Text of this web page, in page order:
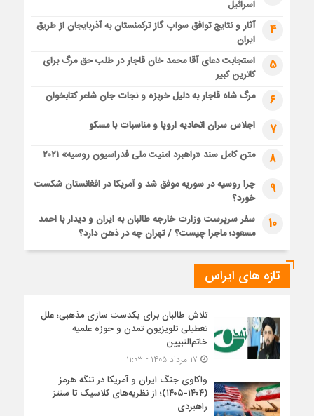
اسرائیل
4
آثار و نتایج توافق سواپ گاز ترکمنستان به آذربایجان از طریق
ایران
5
استجابت دعای آقا محمد خان قاجار در طلب حق مرگ برای
کاترین کبیر
6 مرگ شاه قاجار به دلیل خربزه و نجات جان شاعر کتابخوان
7 اجلاس سران اتحادیه اروپا و مناسبات با مسکو
8 متن کامل سند «راهبرد امنیت ملی فدراسیون روسیه» ۲۰۲۱
9
چرا روسیه در سوریه موفق شد و آمریکا در افغانستان شکست
خورد؟
10
سفر سرپرست وزارت خارجه طالبان به ایران و دیدار با احمد
مسعود؛ ماجرا چیست؟ / تهران چه در ذهن دارد؟
تازه های ایراس
تلاش طالبان برای یکدست سازی مذهبی؛ علل
تعطیلی تلویزیون تمدن و حوزه علمیه
خاتم‌النبیین
واکاوی جنگ ایران و آمریکا در تنگه هرمز
(۱۴۰۴-۱۴۰۵)؛ از نظریه‌های کلاسیک تا سنتز
راهبردی